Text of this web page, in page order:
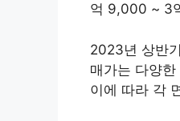
억 9,000 ~ 3
2023년 상반
매가는 다양
이에 따라 각